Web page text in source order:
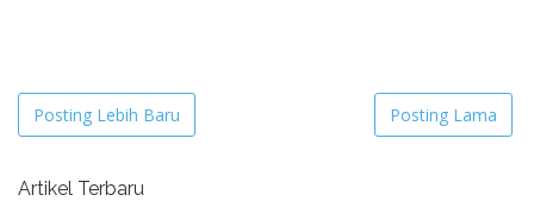
Posting Lebih Baru Posting Lama
Artikel Terbaru